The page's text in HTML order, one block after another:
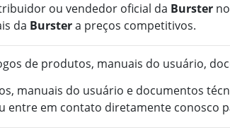
ou vendedor oficial da Burster
da Burstera preços competitivos.
de produtos, manuais do usuário,
manuais do usuário e documentos
entre em contato diretamente conosco